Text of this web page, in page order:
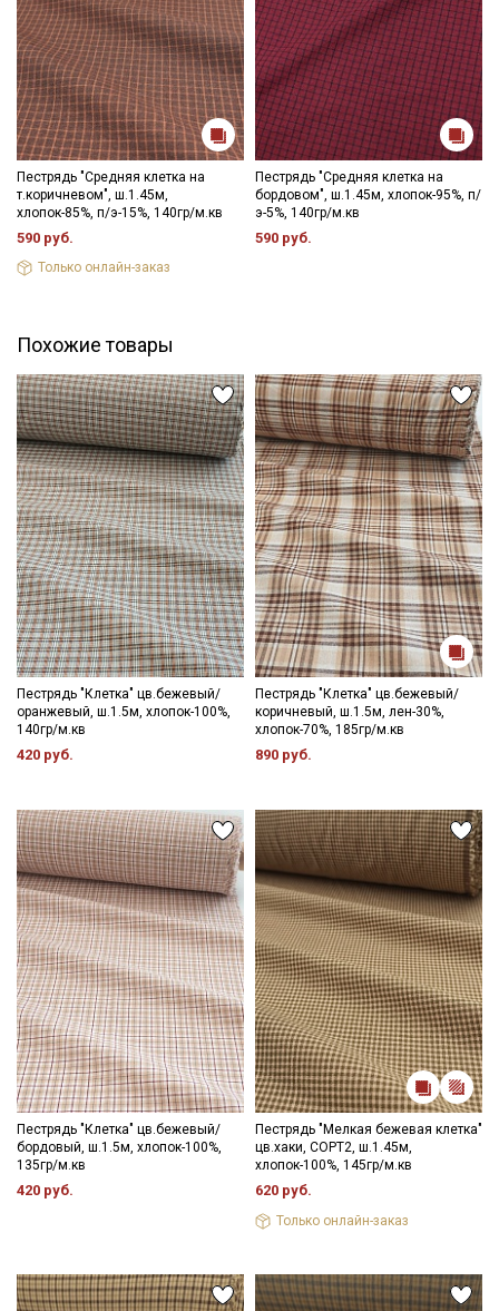
Пестрядь "Средняя клетка на
т.коричневом", ш.1.45м,
хлопок-85%, п/э-15%, 140гр/м.кв
590 руб.
Только онлайн-заказ
Пестрядь "Средняя клетка на
бордовом", ш.1.45м, хлопок-95%, п/
э-5%, 140гр/м.кв
590 руб.
Похожие товары
Пестрядь "Клетка" цв.бежевый/
оранжевый, ш.1.5м, хлопок-100%,
140гр/м.кв
420 руб.
Пестрядь "Клетка" цв.бежевый/
коричневый, ш.1.5м, лен-30%,
хлопок-70%, 185гр/м.кв
890 руб.
Пестрядь "Клетка" цв.бежевый/
бордовый, ш.1.5м, хлопок-100%,
135гр/м.кв
420 руб.
Пестрядь "Мелкая бежевая клетка"
цв.хаки, СОРТ2, ш.1.45м,
хлопок-100%, 145гр/м.кв
620 руб.
Только онлайн-заказ
Секретная рассылка от Купава
Мы публикуем здесь дополнительные
промокоды и скидки до 30% на узкие
категории тканей
Электронная почта
Ознакомлен(а) сПолитикой обработки персональных
данныхи даюСогласие на обработку персональных
данных
ДаюСогласие на получение рекламных и
информационных рассылок